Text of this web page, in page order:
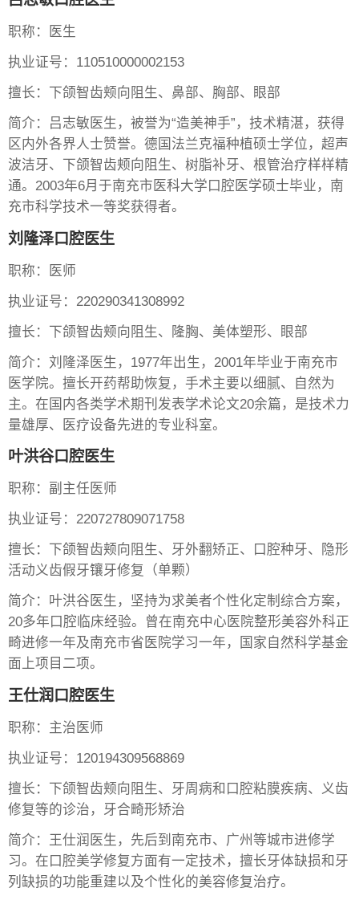
职称：医生
执业证号：110510000002153
擅长：下颌智齿颊向阻生、鼻部、胸部、眼部
简介：吕志敏医生，被誉为“造美神手”，技术精湛，获得
区内外各界人士赞誉。德国法兰克福种植硕士学位，超声
波洁牙、下颌智齿颊向阻生、树脂补牙、根管治疗样样精
通。2003年6月于南充市医科大学口腔医学硕士毕业，南
充市科学技术一等奖获得者。
刘隆泽口腔医生
职称：医师
执业证号：220290341308992
擅长：下颌智齿颊向阻生、隆胸、美体塑形、眼部
简介：刘隆泽医生，1977年出生，2001年毕业于南充市
医学院。擅长开药帮助恢复，手术主要以细腻、自然为
主。在国内各类学术期刊发表学术论文20余篇，是技术力
量雄厚、医疗设备先进的专业科室。
叶洪谷口腔医生
职称：副主任医师
执业证号：220727809071758
擅长：下颌智齿颊向阻生、牙外翻矫正、口腔种牙、隐形
活动义齿假牙镶牙修复（单颗）
简介：叶洪谷医生，坚持为求美者个性化定制综合方案，
20多年口腔临床经验。曾在南充中心医院整形美容外科正
畸进修一年及南充市省医院学习一年，国家自然科学基金
面上项目二项。
王仕润口腔医生
职称：主治医师
执业证号：120194309568869
擅长：下颌智齿颊向阻生、牙周病和口腔粘膜疾病、义齿
修复等的诊治，牙合畸形矫治
简介：王仕润医生，先后到南充市、广州等城市进修学
习。在口腔美学修复方面有一定技术，擅长牙体缺损和牙
列缺损的功能重建以及个性化的美容修复治疗。